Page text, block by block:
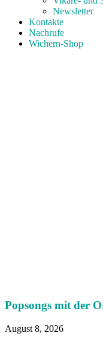
Newsletter
Kontakte
Nachrufe
Wichern-Shop
Popsongs mit der
August 8, 2026